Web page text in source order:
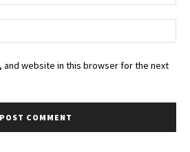
and website in this browser for the next